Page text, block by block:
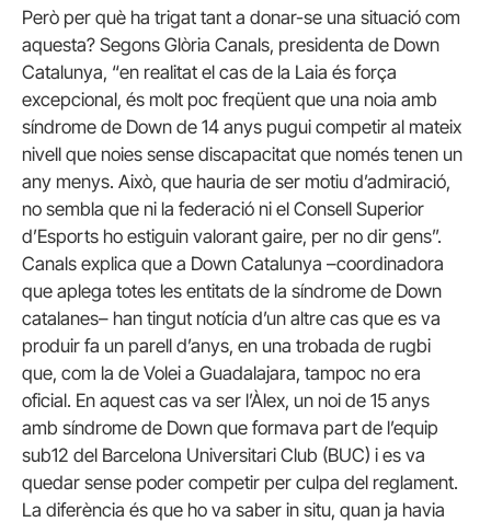
Però per què ha trigat tant a donar-se una situació com
aquesta? Segons Glòria Canals, presidenta de Down
Catalunya, “en realitat el cas de la Laia és força
excepcional, és molt poc freqüent que una noia amb
síndrome de Down de 14 anys pugui competir al mateix
nivell que noies sense discapacitat que només tenen un
any menys. Això, que hauria de ser motiu d’admiració,
no sembla que ni la federació ni el Consell Superior
d’Esports ho estiguin valorant gaire, per no dir gens”.
Canals explica que a Down Catalunya –coordinadora
que aplega totes les entitats de la síndrome de Down
catalanes– han tingut notícia d’un altre cas que es va
produir fa un parell d’anys, en una trobada de rugbi
que, com la de Volei a Guadalajara, tampoc no era
oficial. En aquest cas va ser l’Àlex, un noi de 15 anys
amb síndrome de Down que formava part de l’equip
sub12 del Barcelona Universitari Club (BUC) i es va
quedar sense poder competir per culpa del reglament.
La diferència és que ho va saber in situ, quan ja havia